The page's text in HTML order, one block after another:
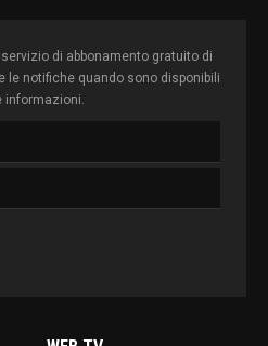
di abbonamento gratuito di
le notifiche quando sono disponibili
informazioni.